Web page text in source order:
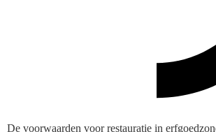
De voorwaarden voor restauratie in